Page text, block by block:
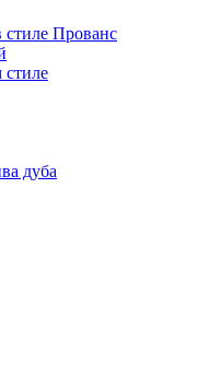
Прованс
стиле
дуба